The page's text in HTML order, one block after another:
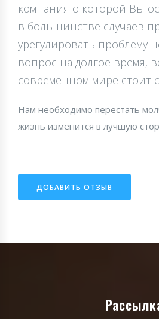
компания о которой Вы
в большинстве случаев
урегулировать проблему
вопрос на долгое время,
современном мире стоит
Нам необходимо перестать
жизнь изменится в лучшую
ДОБАВИТЬ ОТЗЫВ